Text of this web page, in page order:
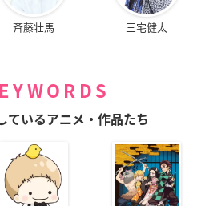
斉藤壮馬 三宅健太
ているアニメ・作品たち